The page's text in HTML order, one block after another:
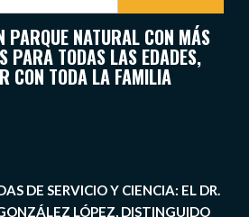
PARQUE NATURAL CON MÁS
PARA TODAS LAS EDADES,
CON TODA LA FAMILIA
DE SERVICIO Y CIENCIA: EL DR.
LÓPEZ, DISTINGUIDO